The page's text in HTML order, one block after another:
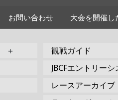
お問い合わせ 大会を開催し
＋
観戦ガイド
JBCFエントリー
レースアーカイブ